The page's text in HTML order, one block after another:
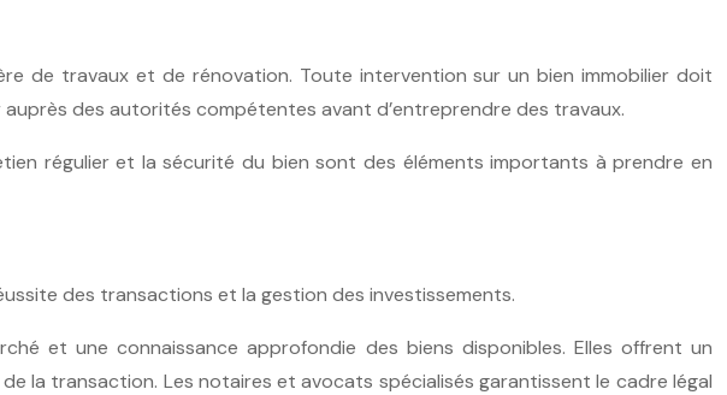
de travaux et de rénovation. Toute intervention sur un bien immobilier doit
des autorités compétentes avant d’entreprendre des travaux.
régulier et la sécurité du bien sont des éléments importants à prendre en
des transactions et la gestion des investissements.
et une connaissance approfondie des biens disponibles. Elles offrent un
la transaction. Les notaires et avocats spécialisés garantissent le cadre légal